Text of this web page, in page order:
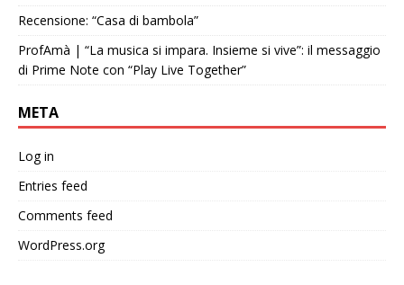
Recensione: “Casa di bambola”
ProfAmà | “La musica si impara. Insieme si vive”: il messaggio
di Prime Note con “Play Live Together”
META
Log in
Entries feed
Comments feed
WordPress.org